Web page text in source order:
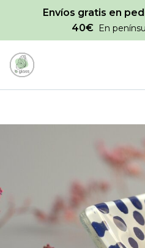
Envíos gratis en
40€ En